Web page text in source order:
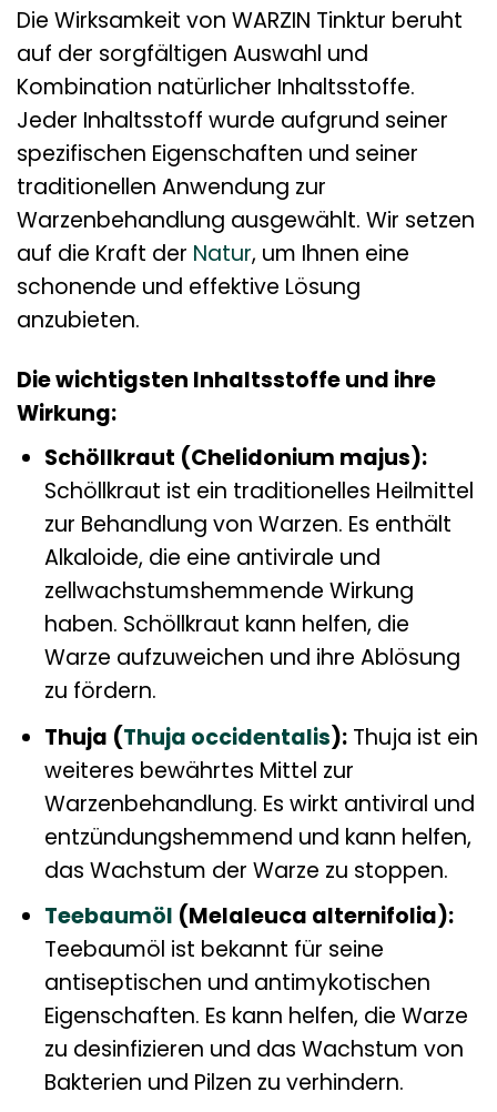
Die Wirksamkeit von WARZIN Tinktur beruht
auf der sorgfältigen Auswahl und
Kombination natürlicher Inhaltsstoffe.
Jeder Inhaltsstoff wurde aufgrund seiner
spezifischen Eigenschaften und seiner
traditionellen Anwendung zur
Warzenbehandlung ausgewählt. Wir setzen
auf die Kraft der Natur, um Ihnen eine
schonende und effektive Lösung
anzubieten.
Die wichtigsten Inhaltsstoffe und ihre
Wirkung:
Schöllkraut (Chelidonium majus):
Schöllkraut ist ein traditionelles Heilmittel
zur Behandlung von Warzen. Es enthält
Alkaloide, die eine antivirale und
zellwachstumshemmende Wirkung
haben. Schöllkraut kann helfen, die
Warze aufzuweichen und ihre Ablösung
zu fördern.
Thuja (Thuja occidentalis):Thuja ist ein
weiteres bewährtes Mittel zur
Warzenbehandlung. Es wirkt antiviral und
entzündungshemmend und kann helfen,
das Wachstum der Warze zu stoppen.
Teebaumöl (Melaleuca alternifolia):
Teebaumöl ist bekannt für seine
antiseptischen und antimykotischen
Eigenschaften. Es kann helfen, die Warze
zu desinfizieren und das Wachstum von
Bakterien und Pilzen zu verhindern.